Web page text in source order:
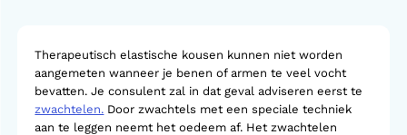
Therapeutisch elastische kousen kunnen niet worden
aangemeten wanneer je benen of armen te veel vocht
bevatten. Je consulent zal in dat geval adviseren eerst te
zwachtelen. Door zwachtels met een speciale techniek
aan te leggen neemt het oedeem af. Het zwachtelen